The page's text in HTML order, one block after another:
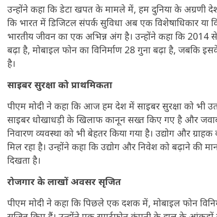
उन्होंने कहा कि डेटा खपत के मामले में, हम दुनिया के अग्रणी
कि भारत में डिजिटल संपर्क सुविधा अब एक विशेषाधिकार या
भारतीय जीवन का एक अभिन्न अंग है। उन्होंने कहा कि 2014
बढ़ा है, मोबाइल फोन का विनिर्माण 28 गुना बढ़ा है, जबकि
है।
साइबर सुरक्षा को प्राथमिकता
पीएम मोदी ने कहा कि आज हम देश में साइबर सुरक्षा को भी
साइबर धोखाधड़ी के खिलाफ कानून सख्त किए गए है और
निवारण व्यवस्था को भी बेहतर किया गया है। उद्योग और
मिल रहा है। उन्होंने कहा कि उद्योग और निवेश को बढ़ाने की
दिखता है।
रोजगार के लाखों अवसर सृजित
पीएम मोदी ने कहा कि पिछले एक दशक में, मोबाइल फोन